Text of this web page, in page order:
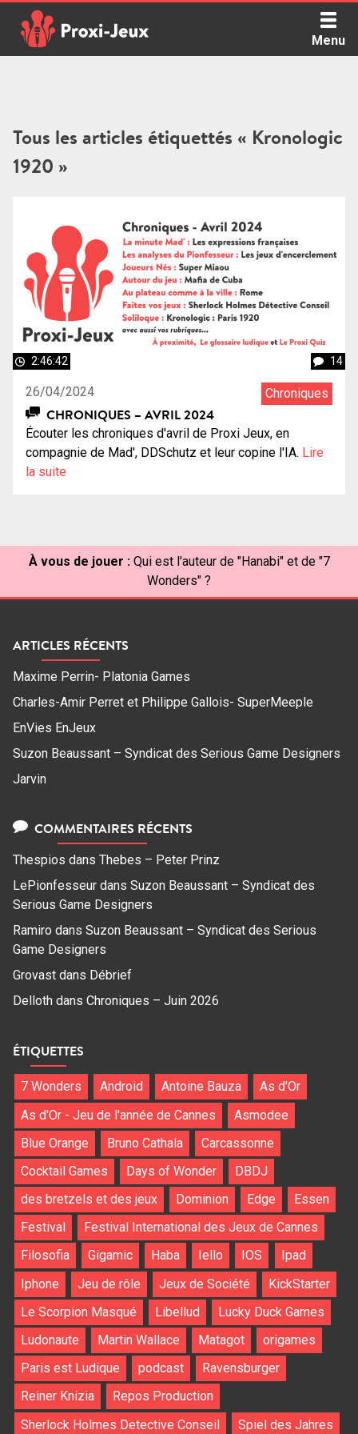
content
Menu
Tous les articles étiquettés « Kronologic
1920 »
2:46:42 14
26/04/2024 Chroniques
CHRONIQUES – AVRIL 2024
Écouter les chroniques d'avril de Proxi Jeux, en
compagnie de Mad', DDSchutz et leur copine l'IA. Lire
la suite
À vous de jouer : Qui est l'auteur de "Hanabi" et de "7
Wonders" ?
ARTICLES RÉCENTS
Maxime Perrin- Platonia Games
Charles-Amir Perret et Philippe Gallois- SuperMeeple
EnVies EnJeux
Suzon Beaussant – Syndicat des Serious Game Designers
Jarvin
COMMENTAIRES RÉCENTS
Thespios dans Thebes – Peter Prinz
LePionfesseur dans Suzon Beaussant – Syndicat des
Serious Game Designers
Ramiro dans Suzon Beaussant – Syndicat des Serious
Game Designers
Grovast dans Débrief
Delloth dans Chroniques – Juin 2026
ÉTIQUETTES
7 Wonders Android Antoine Bauza
As d'Or
As d'Or - Jeu de l'année de Cannes
Asmodee
Blue Orange
Bruno Cathala
Carcassonne
Cocktail Games
Days of Wonder
DBDJ
des bretzels et des jeux
Dominion Edge
Essen
Festival
Festival International des Jeux de Cannes
Filosofia
Gigamic Haba Iello IOS
Ipad
Iphone
Jeu de rôle Jeux de Société
KickStarter
Le Scorpion Masqué
Libellud
Lucky Duck Games
Ludonaute
Martin Wallace Matagot
origames
Paris est Ludique
podcast
Ravensburger
Reiner Knizia
Repos Production
Sherlock Holmes Detective Conseil
Spiel des Jahres